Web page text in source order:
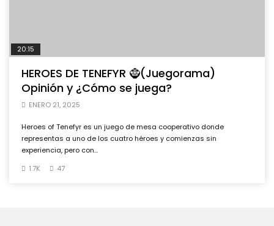
20:15
HEROES DE TENEFYR 🧌(Juegorama)
Opinión y ¿Cómo se juega?
ENERO 21, 2025
Heroes of Tenefyr es un juego de mesa cooperativo donde
representas a uno de los cuatro héroes y comienzas sin
experiencia, pero con...
1.7K
47